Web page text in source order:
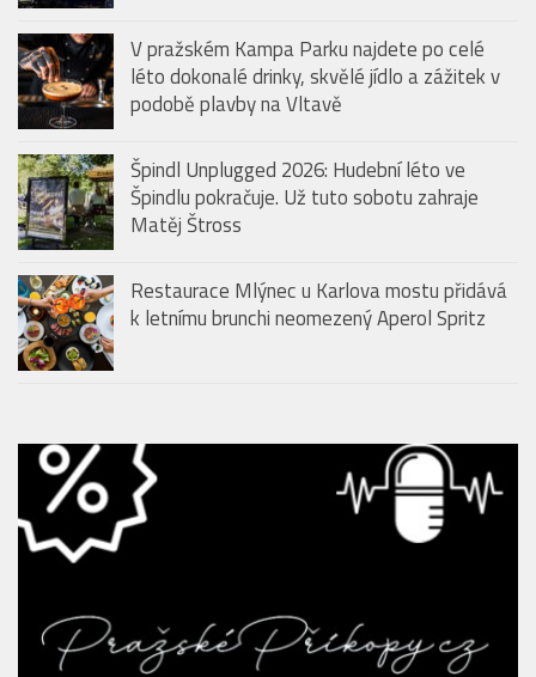
V pražském Kampa Parku najdete po celé
léto dokonalé drinky, skvělé jídlo a zážitek v
podobě plavby na Vltavě
Špindl Unplugged 2026: Hudební léto ve
Špindlu pokračuje. Už tuto sobotu zahraje
Matěj Štross
Restaurace Mlýnec u Karlova mostu přidává
k letnímu brunchi neomezený Aperol Spritz